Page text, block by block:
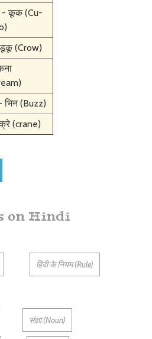
कूक (Cu-
(Crow)
भिन (Buzz)
(crane)
on Hindi
हिंदी के नियम (Rule)
संज्ञा (Noun)